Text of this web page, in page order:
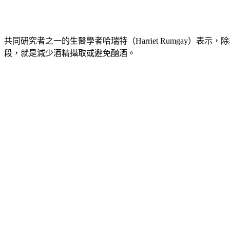
共同研究者之一的生醫學者哈瑞特（Harriet Rumgay）表示
段，就是減少酒精攝取或避免酗酒。